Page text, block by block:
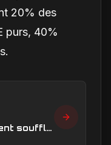
20% des
purs, 40%
soufflé
le